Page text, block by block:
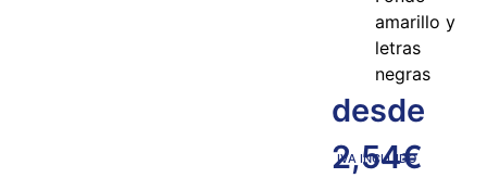
amarillo y
letras
negras
desde
2,54€
IVA INCLUIDO